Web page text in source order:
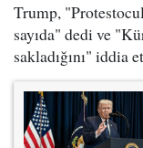
Trump,
sayıda" dedi ve
sakladığını" iddia